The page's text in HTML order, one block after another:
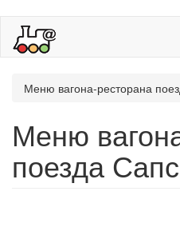
Меню вагона-ресторана
Меню
поезда